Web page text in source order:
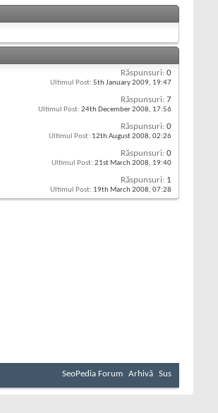
Răspunsuri: 0
Ultimul Post: 5th January 2009, 19:47
Răspunsuri: 7
Ultimul Post: 24th December 2008, 17:56
Răspunsuri: 0
Ultimul Post: 12th August 2008, 02:26
Răspunsuri: 0
Ultimul Post: 21st March 2008, 19:40
Răspunsuri: 1
Ultimul Post: 19th March 2008, 07:28
SeoPedia Forum Arhivă Sus